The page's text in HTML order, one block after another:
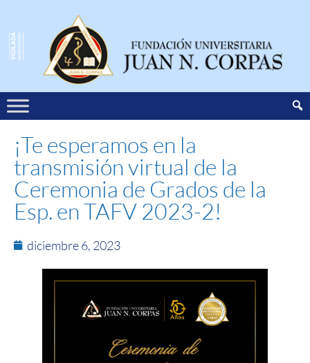
¡Te esperamos en la
transmisión virtual de la
Ceremonia de Grados de la
Esp. en TAFV 2023-2!
diciembre 6, 2023